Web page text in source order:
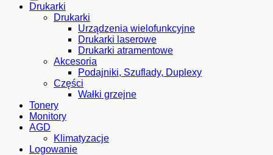
Drukarki
Drukarki
Urządzenia wielofunkcyjne
Drukarki laserowe
Drukarki atramentowe
Akcesoria
Podajniki, Szuflady, Duplexy
Części
Wałki grzejne
Tonery
Monitory
AGD
Klimatyzacje
Logowanie